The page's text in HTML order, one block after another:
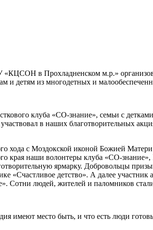
«КЦСОН в Прохладненском м.р.»
и детям из многодетных и
клуба «СО-знание», семьи с
в наших благотворительных
хода с Моздокской иконой Божией
края наши волонтеры клуба «СО-
ярмарку. Добровольцы
«Счастливое детство». А далее
Сотни людей, жителей и паломников
имеют место быть, и что есть люди